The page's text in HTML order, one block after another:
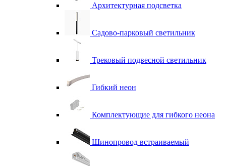
Архитектурная подсветка
Садово-парковый светильник
Трековый подвесной светильник
Гибкий неон
Комплектующие для гибкого неона
Шинопровод встраиваемый